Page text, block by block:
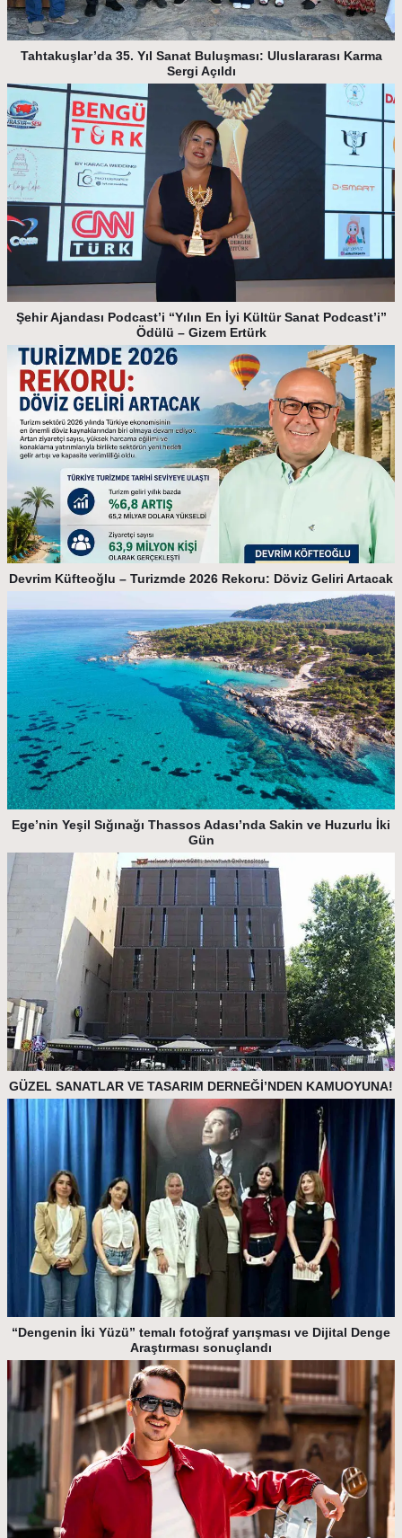
Tahtakuşlar’da 35. Yıl Sanat Buluşması: Uluslararası Karma
Sergi Açıldı
Şehir Ajandası Podcast’i “Yılın En İyi Kültür Sanat Podcast’i”
Ödülü – Gizem Ertürk
Devrim Küfteoğlu – Turizmde 2026 Rekoru: Döviz Geliri Artacak
Ege’nin Yeşil Sığınağı Thassos Adası’nda Sakin ve Huzurlu İki
Gün
GÜZEL SANATLAR VE TASARIM DERNEĞİ’NDEN KAMUOYUNA!
“Dengenin İki Yüzü” temalı fotoğraf yarışması ve Dijital Denge
Araştırması sonuçlandı